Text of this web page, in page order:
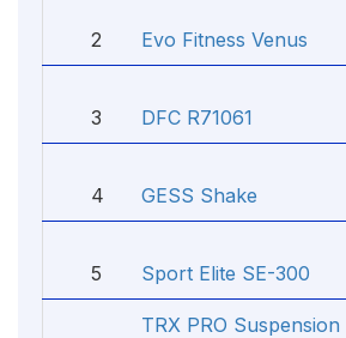
2 Evo Fitness Venus
3 DFC R71061
4 GESS Shake
5 Sport Elite SE-300
TRX PRO Suspension